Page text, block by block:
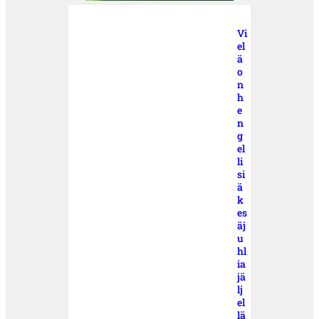
Vi
el
ä
o
n
h
e
n
g
el
li
si
ä
k
es
äj
u
hl
ia
jä
lj
el
lä